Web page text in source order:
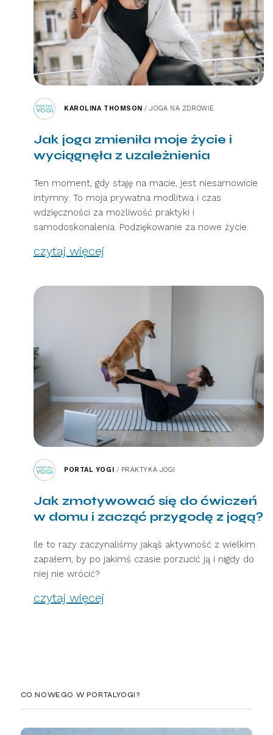
CO NOWEGO W PORTALYOGI?
KAROLINA THOMSON /JOGA NA ZDROWIE
Jak joga zmieniła moje życie i
wyciągnęła z uzależnienia
Ten moment, gdy staję na macie, jest niesamowicie
intymny. To moja prywatna modlitwa i czas
wdzięczności za możliwość praktyki i
samodoskonalenia. Podziękowanie za nowe życie.
czytaj więcej
PORTAL YOGI / PRAKTYKA JOGI
Jak zmotywować się do ćwiczeń
w domu i zacząć przygodę z jogą?
Ile to razy zaczynaliśmy jakąś aktywność z wielkim
zapałem, by po jakimś czasie porzucić ją i nigdy do
niej nie wrócić?
czytaj więcej